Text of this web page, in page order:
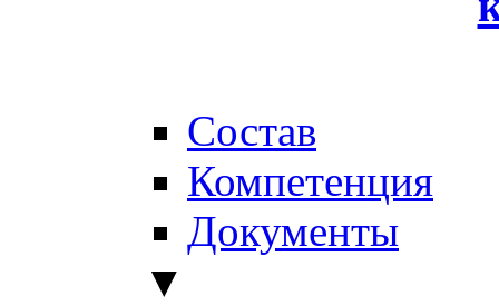
Состав
Компетенция
Документы
▼